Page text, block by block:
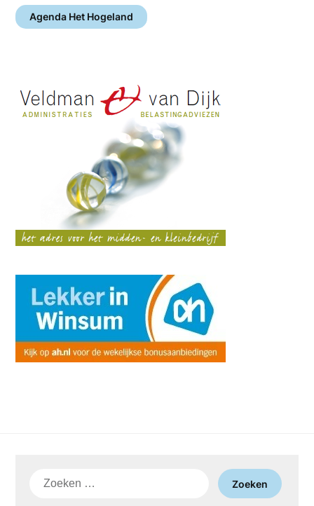
Agenda Het Hogeland
Zoeken